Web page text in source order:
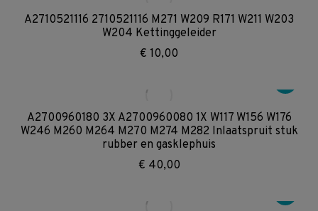
A2710521116 2710521116 M271 W209 R171 W211 W203
W204 Kettinggeleider
€ 10,00
A2700960180 3X A2700960080 1X W117 W156 W176
W246 M260 M264 M270 M274 M282 Inlaatspruit stuk
rubber en gasklephuis
€ 40,00